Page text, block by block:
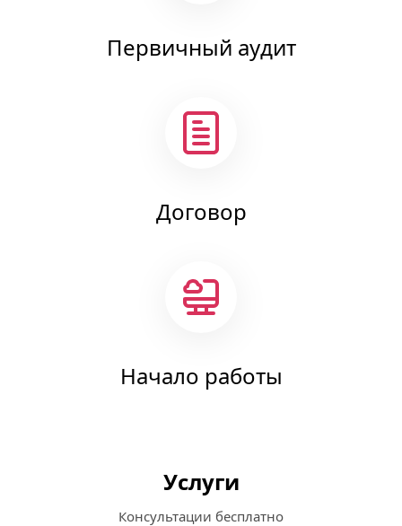
Первичный аудит
Договор
Начало работы
Услуги
Консультации бесплатно